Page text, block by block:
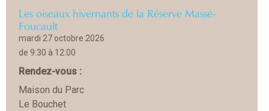
Les oiseaux hivernants de la Réserve Massé-
Foucault
mardi 27 octobre 2026
de 9:30 à 12:00
Rendez-vous :
Maison du Parc
Le Bouchet